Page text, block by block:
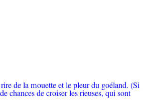
de la mouette et le pleur du goéland. (Si
chances de croiser les rieuses, qui sont